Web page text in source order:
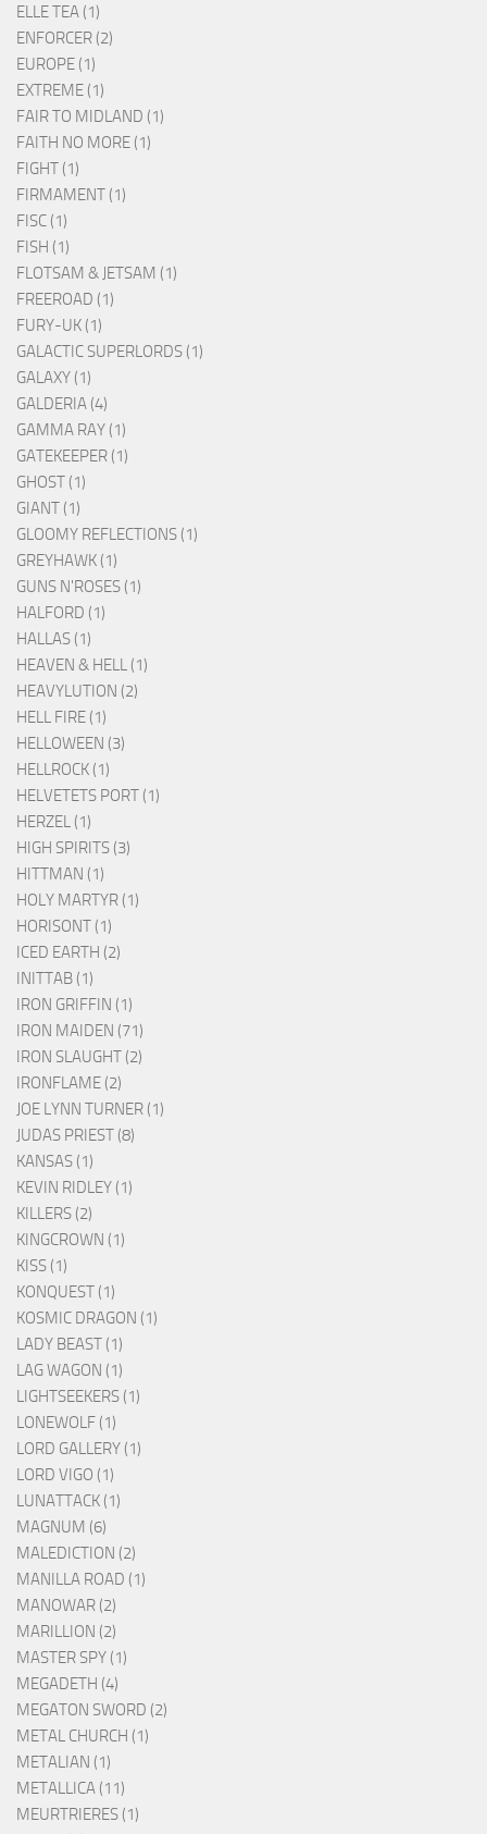
ELLE TEA (1)
ENFORCER (2)
EUROPE (1)
EXTREME (1)
FAIR TO MIDLAND (1)
FAITH NO MORE (1)
FIGHT (1)
FIRMAMENT (1)
FISC (1)
FISH (1)
FLOTSAM & JETSAM (1)
FREEROAD (1)
FURY-UK (1)
GALACTIC SUPERLORDS (1)
GALAXY (1)
GALDERIA (4)
GAMMA RAY (1)
GATEKEEPER (1)
GHOST (1)
GIANT (1)
GLOOMY REFLECTIONS (1)
GREYHAWK (1)
GUNS N'ROSES (1)
HALFORD (1)
HALLAS (1)
HEAVEN & HELL (1)
HEAVYLUTION (2)
HELL FIRE (1)
HELLOWEEN (3)
HELLROCK (1)
HELVETETS PORT (1)
HERZEL (1)
HIGH SPIRITS (3)
HITTMAN (1)
HOLY MARTYR (1)
HORISONT (1)
ICED EARTH (2)
INITTAB (1)
IRON GRIFFIN (1)
IRON MAIDEN (71)
IRON SLAUGHT (2)
IRONFLAME (2)
JOE LYNN TURNER (1)
JUDAS PRIEST (8)
KANSAS (1)
KEVIN RIDLEY (1)
KILLERS (2)
KINGCROWN (1)
KISS (1)
KONQUEST (1)
KOSMIC DRAGON (1)
LADY BEAST (1)
LAG WAGON (1)
LIGHTSEEKERS (1)
LONEWOLF (1)
LORD GALLERY (1)
LORD VIGO (1)
LUNATTACK (1)
MAGNUM (6)
MALEDICTION (2)
MANILLA ROAD (1)
MANOWAR (2)
MARILLION (2)
MASTER SPY (1)
MEGADETH (4)
MEGATON SWORD (2)
METAL CHURCH (1)
METALIAN (1)
METALLICA (11)
MEURTRIERES (1)